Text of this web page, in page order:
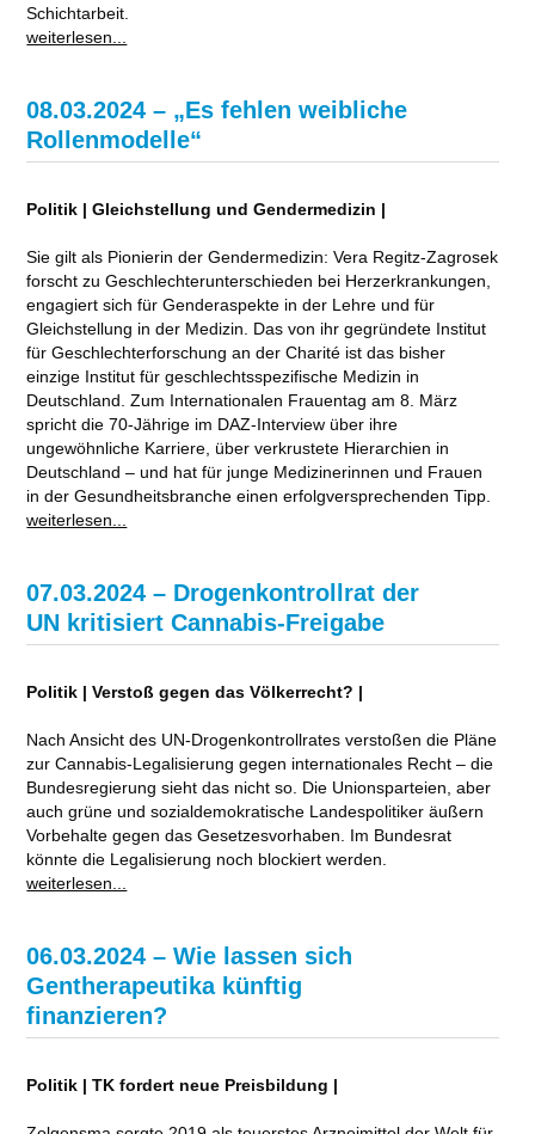
Schichtarbeit.
weiterlesen...
08.03.2024 – „Es fehlen weibliche
Rollenmodelle“
Politik | Gleichstellung und Gendermedizin |
Sie gilt als Pionierin der Gendermedizin: Vera Regitz-Zagrosek
forscht zu Geschlechterunterschieden bei Herzerkrankungen,
engagiert sich für Genderaspekte in der Lehre und für
Gleichstellung in der Medizin. Das von ihr gegründete Institut
für Geschlechterforschung an der Charité ist das bisher
einzige Institut für geschlechtsspezifische Medizin in
Deutschland. Zum Internationalen Frauentag am 8. März
spricht die 70-Jährige im DAZ-Interview über ihre
ungewöhnliche Karriere, über verkrustete Hierarchien in
Deutschland – und hat für junge Medizinerinnen und Frauen
in der Gesundheitsbranche einen erfolgversprechenden Tipp.
weiterlesen...
07.03.2024 – Drogenkontrollrat der
UN kritisiert Cannabis-Freigabe
Politik | Verstoß gegen das Völkerrecht? |
Nach Ansicht des UN-Drogenkontrollrates verstoßen die Pläne
zur Cannabis-Legalisierung gegen internationales Recht – die
Bundesregierung sieht das nicht so. Die Unionsparteien, aber
auch grüne und sozialdemokratische Landespolitiker äußern
Vorbehalte gegen das Gesetzesvorhaben. Im Bundesrat
könnte die Legalisierung noch blockiert werden.
weiterlesen...
06.03.2024 – Wie lassen sich
Gentherapeutika künftig
finanzieren?
Politik | TK fordert neue Preisbildung |